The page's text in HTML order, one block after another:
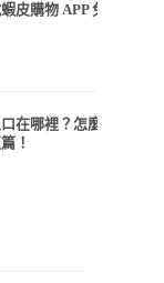
皮購物 APP 免
在哪裡？怎麼
！